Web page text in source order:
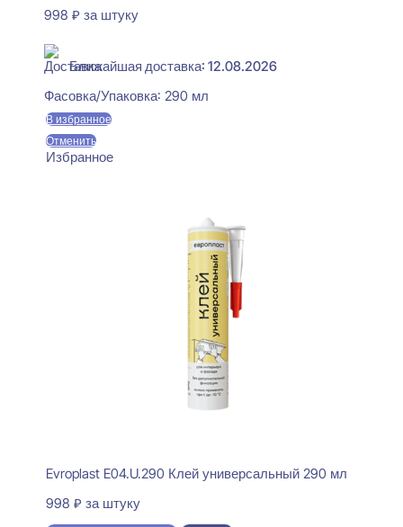
998 ₽ за штуку
Ближайшая доставка: 12.08.2026
Фасовка/Упаковка: 290 мл
В избранное
Отменить
Избранное
Evroplast E04.U.290 Клей универсальный 290 мл
998 ₽ за штуку